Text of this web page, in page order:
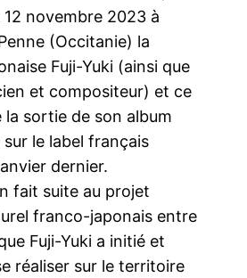
12 novembre 2023 à
(Occitanie) la
Fuji-Yuki (ainsi que
et compositeur) et ce
la sortie de son album
le label français
dernier.
fait suite au projet
franco-japonais entre
Fuji-Yuki a initié et
réaliser sur le territoire